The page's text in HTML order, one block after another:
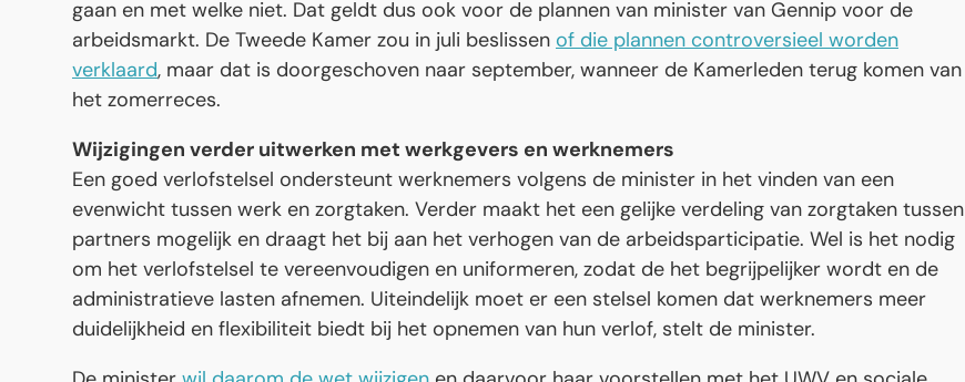
gaan en met welke niet. Dat geldt dus ook voor de plannen van minister van Gennip voor de
arbeidsmarkt. De Tweede Kamer zou in juli beslissen of die plannen controversieel worden
verklaard, maar dat is doorgeschoven naar september, wanneer de Kamerleden terug komen van
het zomerreces.
Wijzigingen verder uitwerken met werkgevers en werknemers
Een goed verlofstelsel ondersteunt werknemers volgens de minister in het vinden van een
evenwicht tussen werk en zorgtaken. Verder maakt het een gelijke verdeling van zorgtaken tussen
partners mogelijk en draagt het bij aan het verhogen van de arbeidsparticipatie. Wel is het nodig
om het verlofstelsel te vereenvoudigen en uniformeren, zodat de het begrijpelijker wordt en de
administratieve lasten afnemen. Uiteindelijk moet er een stelsel komen dat werknemers meer
duidelijkheid en flexibiliteit biedt bij het opnemen van hun verlof, stelt de minister.